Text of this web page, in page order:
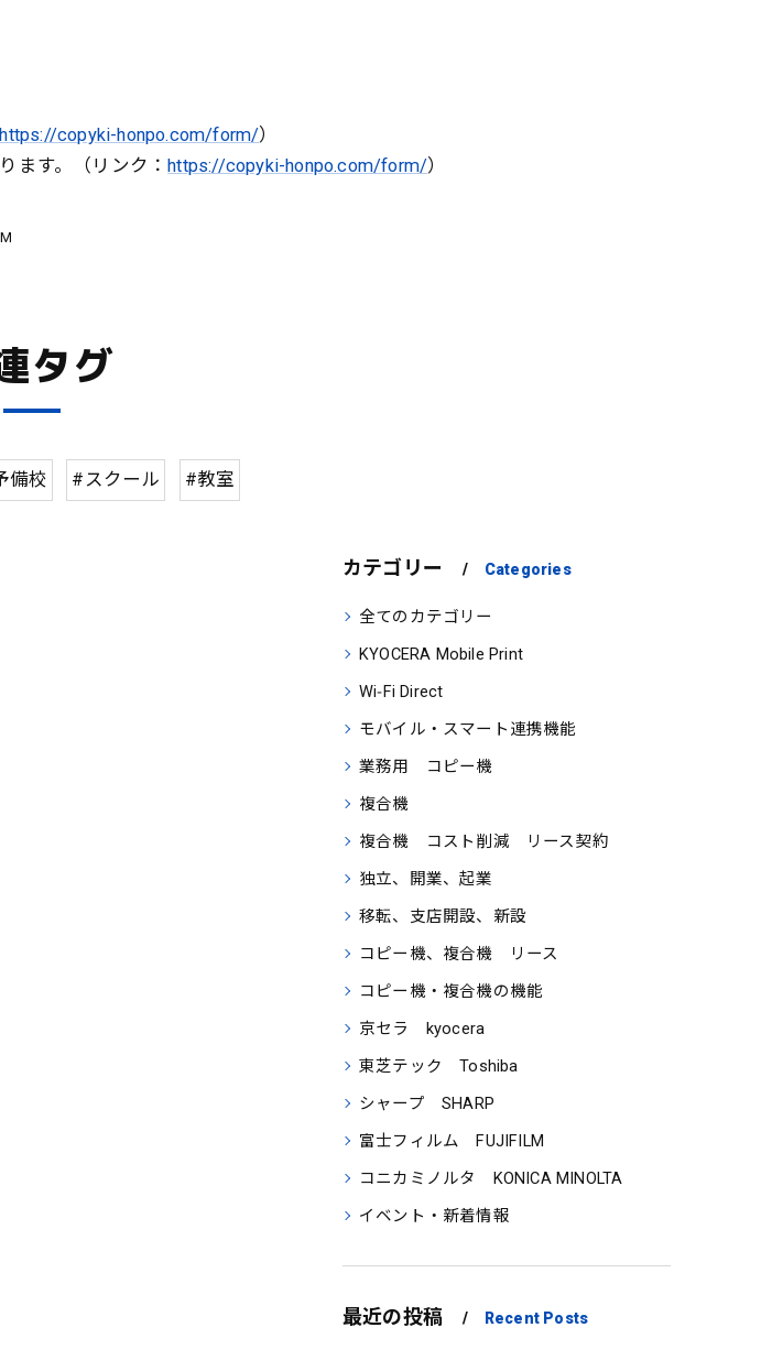
https://copyki-honpo.com/form/）
ます。（リンク：https://copyki-honpo.com/form/）
タグ
備校 #スクール #教室
カテゴリー Categories
全てのカテゴリー
KYOCERA Mobile Print
Wi‑Fi Direct
モバイル・スマート連携機能
業務用 コピー機
複合機
複合機 コスト削減 リース契約
独立、開業、起業
移転、支店開設、新設
コピー機、複合機 リース
コピー機・複合機の機能
京セラ kyocera
東芝テック Toshiba
シャープ SHARP
富士フィルム FUJIFILM
コニカミノルタ KONICA MINOLTA
イベント・新着情報
最近の投稿 Recent Posts